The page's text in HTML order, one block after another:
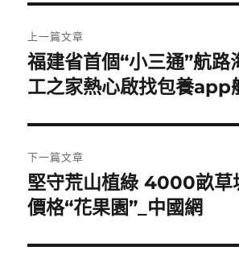
章
導
覽
上一篇文章
上
一
文
章:
福建省首個“小三通”航路
工之家熱心啟找包養app
下一篇文章
下
一
文
堅守荒山植綠 4000畝草
價格“花果園”_中國網